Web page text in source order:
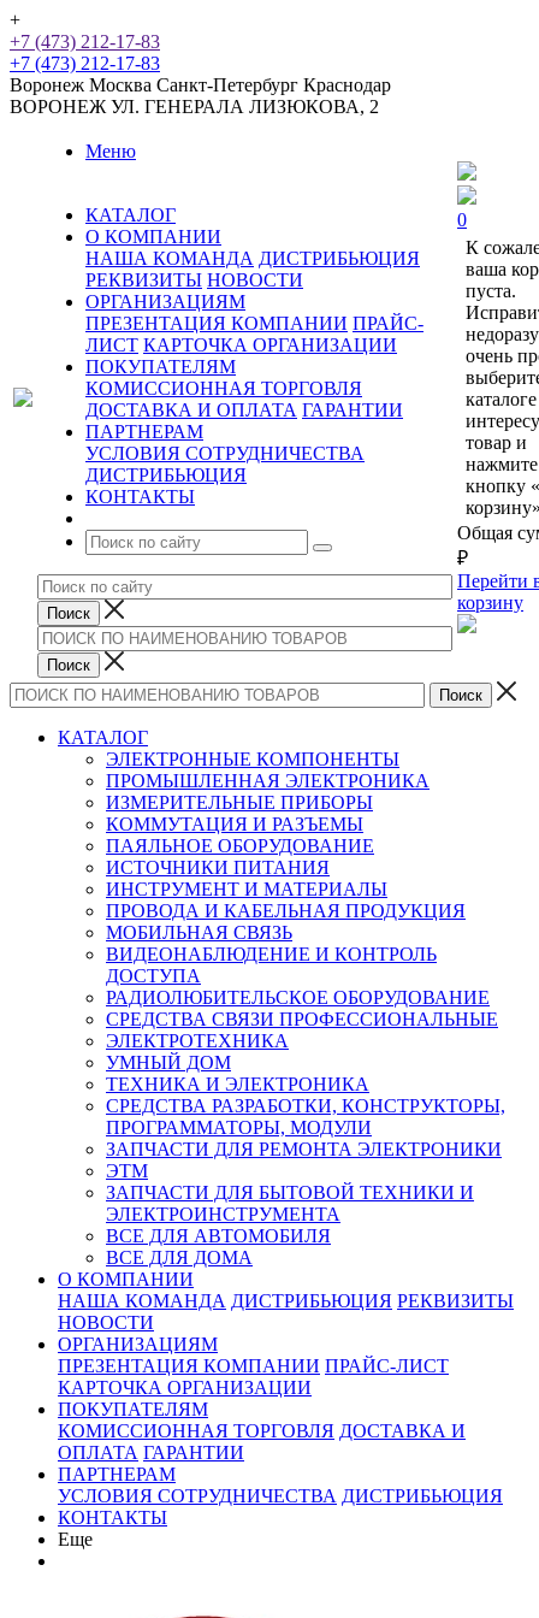
+
+7 (473) 212-17-83
+7 (473) 212-17-83
Воронеж Москва Санкт-Петербург Краснодар
ВОРОНЕЖ УЛ. ГЕНЕРАЛА ЛИЗЮКОВА, 2
Меню
КАТАЛОГ
О КОМПАНИИ
НАША КОМАНДА ДИСТРИБЬЮЦИЯ
РЕКВИЗИТЫ НОВОСТИ
ОРГАНИЗАЦИЯМ
ПРЕЗЕНТАЦИЯ КОМПАНИИ ПРАЙС-
ЛИСТ КАРТОЧКА ОРГАНИЗАЦИИ
ПОКУПАТЕЛЯМ
КОМИССИОННАЯ ТОРГОВЛЯ
ДОСТАВКА И ОПЛАТА ГАРАНТИИ
ПАРТНЕРАМ
УСЛОВИЯ СОТРУДНИЧЕСТВА
ДИСТРИБЬЮЦИЯ
КОНТАКТЫ
0
К
ваша
пуста.
очень
каталоге
товар и
нажмите
кнопку
Общая
₽
Перейти
корзину
КАТАЛОГ
ЭЛЕКТРОННЫЕ КОМПОНЕНТЫ
ПРОМЫШЛЕННАЯ ЭЛЕКТРОНИКА
ИЗМЕРИТЕЛЬНЫЕ ПРИБОРЫ
КОММУТАЦИЯ И РАЗЪЕМЫ
ПАЯЛЬНОЕ ОБОРУДОВАНИЕ
ИСТОЧНИКИ ПИТАНИЯ
ИНСТРУМЕНТ И МАТЕРИАЛЫ
ПРОВОДА И КАБЕЛЬНАЯ ПРОДУКЦИЯ
МОБИЛЬНАЯ СВЯЗЬ
ВИДЕОНАБЛЮДЕНИЕ И КОНТРОЛЬ
ДОСТУПА
РАДИОЛЮБИТЕЛЬСКОЕ ОБОРУДОВАНИЕ
СРЕДСТВА СВЯЗИ ПРОФЕССИОНАЛЬНЫЕ
ЭЛЕКТРОТЕХНИКА
УМНЫЙ ДОМ
ТЕХНИКА И ЭЛЕКТРОНИКА
СРЕДСТВА РАЗРАБОТКИ, КОНСТРУКТОРЫ,
ПРОГРАММАТОРЫ, МОДУЛИ
ЗАПЧАСТИ ДЛЯ РЕМОНТА ЭЛЕКТРОНИКИ
ЭТМ
ЗАПЧАСТИ ДЛЯ БЫТОВОЙ ТЕХНИКИ И
ЭЛЕКТРОИНСТРУМЕНТА
ВСЕ ДЛЯ АВТОМОБИЛЯ
ВСЕ ДЛЯ ДОМА
О КОМПАНИИ
НАША КОМАНДА ДИСТРИБЬЮЦИЯ РЕКВИЗИТЫ
НОВОСТИ
ОРГАНИЗАЦИЯМ
ПРЕЗЕНТАЦИЯ КОМПАНИИ ПРАЙС-ЛИСТ
КАРТОЧКА ОРГАНИЗАЦИИ
ПОКУПАТЕЛЯМ
КОМИССИОННАЯ ТОРГОВЛЯ ДОСТАВКА И
ОПЛАТА ГАРАНТИИ
ПАРТНЕРАМ
УСЛОВИЯ СОТРУДНИЧЕСТВА ДИСТРИБЬЮЦИЯ
КОНТАКТЫ
Еще